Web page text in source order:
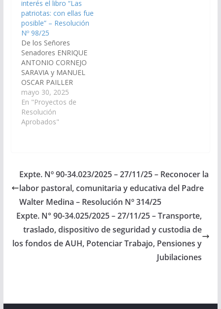
interés el libro “Las
patriotas: con ellas fue
posible” – Resolución
Nº 98/25
De los Señores
Senadores ENRIQUE
ANTONIO CORNEJO
SARAVIA y MANUEL
OSCAR PAILLER
declarar de interés de
la Cámara de
Senadores el libro "Las
patriotas: con ellas fue
Peón de Frías,
conocida como La
Loreto, pieza
fundamental…
mayo 30, 2025
En "Proyectos de
Resolución
Aprobados"
Expte. Nº 90-34.023/2025 – 27/11/25 – Reconocer la
labor pastoral, comunitaria y educativa del Padre
Walter Medina – Resolución Nº 314/25
Expte. N° 90-34.025/2025 – 27/11/25 – Transporte,
traslado, dispositivo de seguridad y custodia de
los fondos de AUH, Potenciar Trabajo, Pensiones y
Jubilaciones